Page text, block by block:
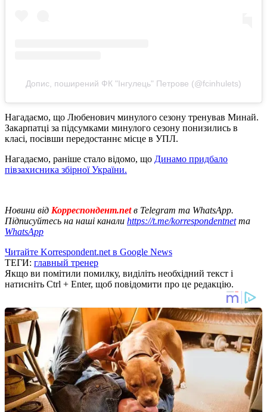
Допис, поширений ФК "Інгулець" Петрове (@fcinhulets)
Нагадаємо, що Любенович минулого сезону тренував Минай.
Закарпатці за підсумками минулого сезону понизились в
класі, посівши передостаннє місце в УПЛ.
Нагадаємо, раніше стало відомо, що Динамо придбало
півзахисника збірної України.
Новини від Корреспондент.netв Telegram та WhatsApp.
Підписуйтесь на наші канали https://t.me/korrespondentnetта
WhatsApp
Читайте Korrespondent.net в Google News
ТЕГИ: главный тренер
Якщо ви помітили помилку, виділіть необхідний текст і
натисніть Ctrl + Enter, щоб повідомити про це редакцію.